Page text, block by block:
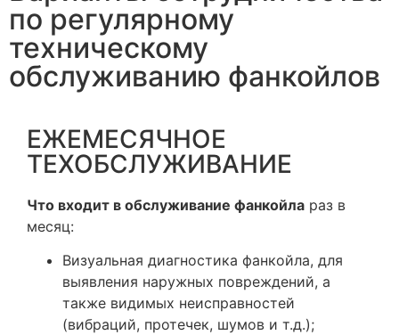
по регулярному
техническому
обслуживанию фанкойлов
ЕЖЕМЕСЯЧНОЕ
ТЕХОБСЛУЖИВАНИЕ
Что входит в обслуживание фанкойла раз в
месяц:
Визуальная диагностика фанкойла, для
выявления наружных повреждений, а
также видимых неисправностей
(вибраций, протечек, шумов и т.д.);